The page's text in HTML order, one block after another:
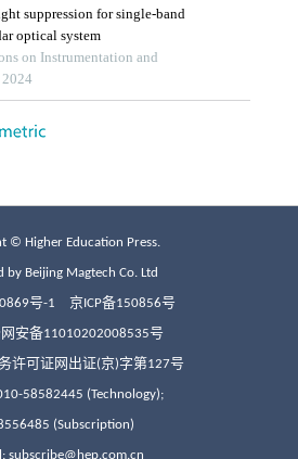
© Higher Education Press.
by Beijing Magtech Co. Ltd
号-1 京ICP备150856号
安备11010202008535号
许可证网出证(京)字第127号
58582445 (Technology);
(Subscription)
subscribe@hep.com.cn